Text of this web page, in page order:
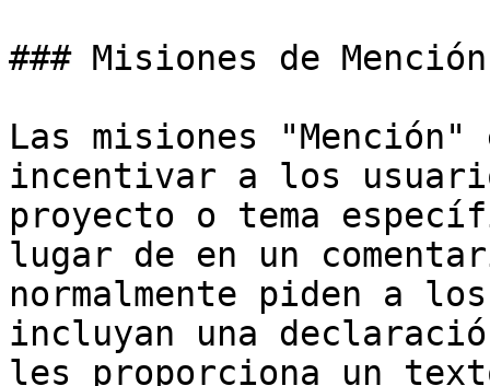
### Misiones de Mención
Las misiones
incentivar a los
proyecto o tema
lugar de en un
normalmente piden a
incluyan una
les proporciona un